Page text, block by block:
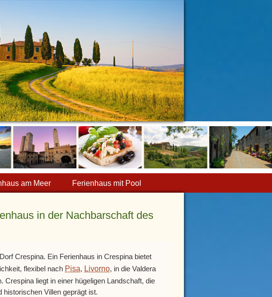
am Meer Ferienhaus mit Pool
in der Nachbarschaft des
Crespina. Ein Ferienhaus in Crespina bietet
flexibel nach Pisa, Livorno, in die Valdera
Crespina liegt in einer hügeligen Landschaft, die
historischen Villen geprägt ist.